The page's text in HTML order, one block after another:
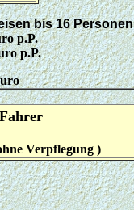
bis 16 Personen
p.P.
p.P.
Verpflegung )